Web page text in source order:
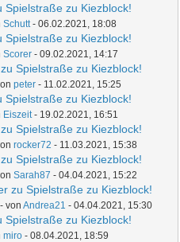
Spielstraße zu Kiezblock!
Schutt- 06.02.2021, 18:08
Spielstraße zu Kiezblock!
Scorer - 09.02.2021, 14:17
Spielstraße zu Kiezblock!
peter - 11.02.2021, 15:25
Spielstraße zu Kiezblock!
Eiszeit- 19.02.2021, 16:51
Spielstraße zu Kiezblock!
rocker72 - 11.03.2021, 15:38
Spielstraße zu Kiezblock!
Sarah87 - 04.04.2021, 15:22
zu Spielstraße zu Kiezblock!
- vonAndrea21 - 04.04.2021, 15:30
Spielstraße zu Kiezblock!
miro - 08.04.2021, 18:59